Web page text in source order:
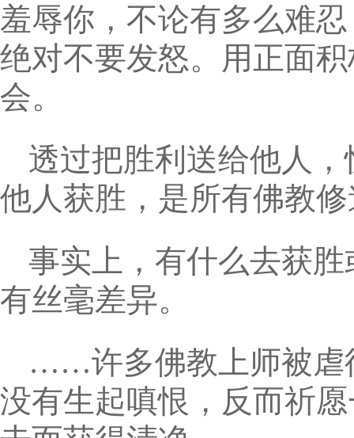
羞辱你，不论有多么难
绝对不要发怒。用正面
会。
透过把胜利送给他人
他人获胜，是所有佛教
事实上，有什么去获
有丝毫差异。
……许多佛教上师被虐
没有生起嗔恨，反而祈